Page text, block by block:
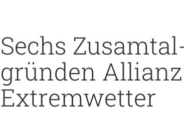
Sechs
gründen
Extremwetter